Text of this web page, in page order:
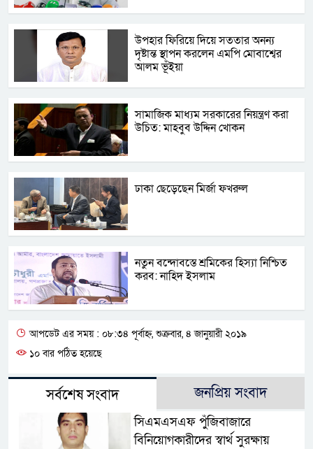
উপহার ফিরিয়ে দিয়ে সততার অনন্য
দৃষ্টান্ত স্থাপন করলেন এমপি মোবাশ্বের
আলম ভূঁইয়া
সামাজিক মাধ্যম সরকারের নিয়ন্ত্রণ করা
উচিত: মাহবুব উদ্দিন খোকন
ঢাকা ছেড়েছেন মির্জা ফখরুল
নতুন বন্দোবস্তে শ্রমিকের হিস্যা নিশ্চিত
করব: নাহিদ ইসলাম
আপডেট এর সময় : ০৮:৩৪ পূর্বাহ্ন, শুক্রবার, ৪ জানুয়ারী ২০১৯
১০ বার পঠিত হয়েছে
সর্বশেষ সংবাদ জনপ্রিয় সংবাদ
সিএমএসএফ পুঁজিবাজারে
বিনিয়োগকারীদের স্বার্থ সুরক্ষায়